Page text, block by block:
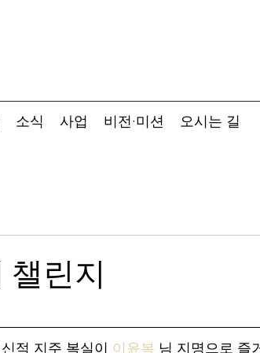
소식 사업 비전·미션 오시는 길
린지
적 지주 복실이 이윤복 님 지명으로 즐